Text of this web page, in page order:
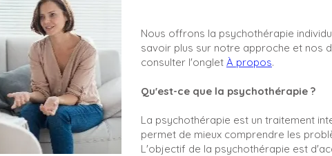
Nous offrons la psychothérapie
savoir plus sur notre approche et nos
consulter l'onglet À propos.
Qu'est-ce que la psychothérapie ?
La psychothérapie est un traitement
permet de mieux comprendre les
L'objectif de la psychothérapie est